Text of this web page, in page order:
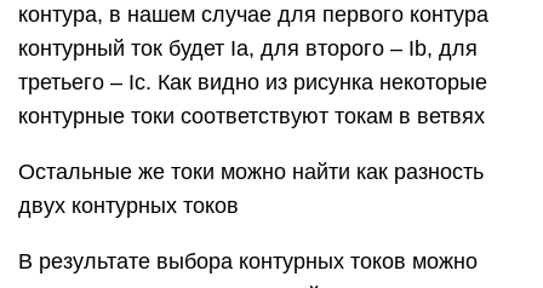
контура, в нашем случае для первого контура
контурный ток будет Ia, для второго – Ib, для
третьего – Ic. Как видно из рисунка некоторые
контурные токи соответствуют токам в ветвях
Остальные же токи можно найти как разность
двух контурных токов
В результате выбора контурных токов можно